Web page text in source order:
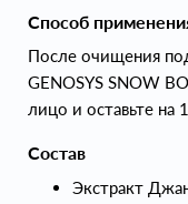
Способ
После очищения
GENOSYS SNOW
лицо и оставьте на
Состав
Экстракт